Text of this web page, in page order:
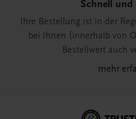
Schnell und
Ihre Bestellung ist in der
bei Ihnen (innerhalb von
Bestellwert auch
mehr